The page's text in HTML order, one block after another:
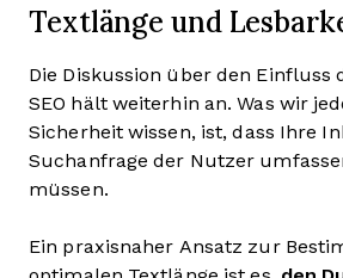
Textlänge und
Die Diskussion über den Einfluss
SEO hält weiterhin an. Was wir
Sicherheit wissen, ist, dass Ihre
Suchanfrage der Nutzer
müssen.
Ein praxisnaher Ansatz zur